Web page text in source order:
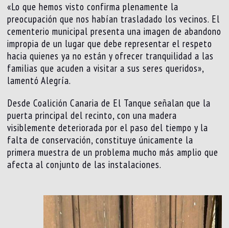
«Lo que hemos visto confirma plenamente la
preocupación que nos habían trasladado los vecinos. El
cementerio municipal presenta una imagen de abandono
impropia de un lugar que debe representar el respeto
hacia quienes ya no están y ofrecer tranquilidad a las
familias que acuden a visitar a sus seres queridos»,
lamentó Alegría.
Desde Coalición Canaria de El Tanque señalan que la
puerta principal del recinto, con una madera
visiblemente deteriorada por el paso del tiempo y la
falta de conservación, constituye únicamente la
primera muestra de un problema mucho más amplio que
afecta al conjunto de las instalaciones.